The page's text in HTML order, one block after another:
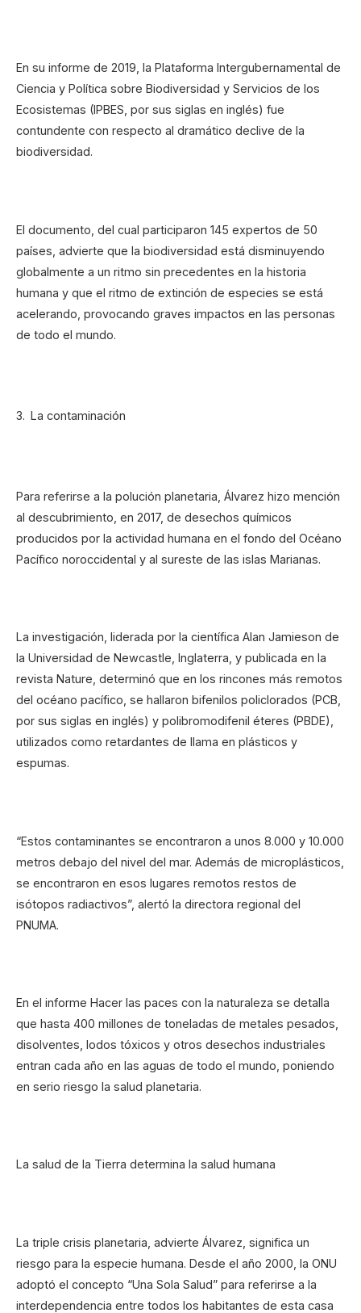
En su informe de 2019, la Plataforma Intergubernamental de
Ciencia y Política sobre Biodiversidad y Servicios de los
Ecosistemas (IPBES, por sus siglas en inglés) fue
contundente con respecto al dramático declive de la
biodiversidad.
El documento, del cual participaron 145 expertos de 50
países, advierte que la biodiversidad está disminuyendo
globalmente a un ritmo sin precedentes en la historia
humana y que el ritmo de extinción de especies se está
acelerando, provocando graves impactos en las personas
de todo el mundo.
La contaminación
Para referirse a la polución planetaria, Álvarez hizo mención
al descubrimiento, en 2017, de desechos químicos
producidos por la actividad humana en el fondo del Océano
Pacífico noroccidental y al sureste de las islas Marianas.
La investigación, liderada por la científica Alan Jamieson de
la Universidad de Newcastle, Inglaterra, y publicada en la
revista Nature, determinó que en los rincones más remotos
del océano pacífico, se hallaron bifenilos policlorados (PCB,
por sus siglas en inglés) y polibromodifenil éteres (PBDE),
utilizados como retardantes de llama en plásticos y
espumas.
“Estos contaminantes se encontraron a unos 8.000 y 10.000
metros debajo del nivel del mar. Además de microplásticos,
se encontraron en esos lugares remotos restos de
isótopos radiactivos”, alertó la directora regional del
PNUMA.
En el informe Hacer las paces con la naturaleza se detalla
que hasta 400 millones de toneladas de metales pesados,
disolventes, lodos tóxicos y otros desechos industriales
entran cada año en las aguas de todo el mundo, poniendo
en serio riesgo la salud planetaria.
La salud de la Tierra determina la salud humana
La triple crisis planetaria, advierte Álvarez, significa un
riesgo para la especie humana. Desde el año 2000, la ONU
adoptó el concepto “Una Sola Salud” para referirse a la
interdependencia entre todos los habitantes de esta casa